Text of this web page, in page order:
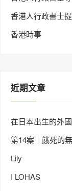
香港人行政書士
香港時事
近期文章
在日本出生的外
第14案｜餓死的
Lily
I LOHAS